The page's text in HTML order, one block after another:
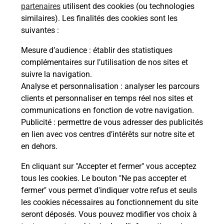
partenaires utilisent des cookies (ou technologies
similaires). Les finalités des cookies sont les
suivantes :
Mesure d’audience : établir des statistiques
complémentaires sur l’utilisation de nos sites et
suivre la navigation.
Analyse et personnalisation : analyser les parcours
clients et personnaliser en temps réel nos sites et
communications en fonction de votre navigation.
Publicité : permettre de vous adresser des publicités
en lien avec vos centres d’intérêts sur notre site et
en dehors.
En cliquant sur "Accepter et fermer" vous acceptez
tous les cookies. Le bouton "Ne pas accepter et
fermer" vous permet d'indiquer votre refus et seuls
les cookies nécessaires au fonctionnement du site
seront déposés. Vous pouvez modifier vos choix à
Boîte aux lettres La Poste
Prochaine collecte du courriervendredià
08h30
23 Avenue Jacques Prevost
70140 Pesmes
Le lien s'ouvre dans un nouvel onglet
Localiser Liste Boîtes aux lettres Haute-Saône Pesmes